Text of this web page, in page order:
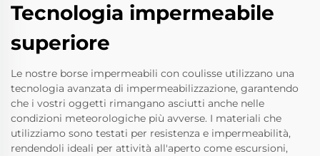
Tecnologia impermeabile
superiore
Le nostre borse impermeabili con coulisse utilizzano una
tecnologia avanzata di impermeabilizzazione, garantendo
che i vostri oggetti rimangano asciutti anche nelle
condizioni meteorologiche più avverse. I materiali che
utilizziamo sono testati per resistenza e impermeabilità,
rendendoli ideali per attività all'aperto come escursioni,